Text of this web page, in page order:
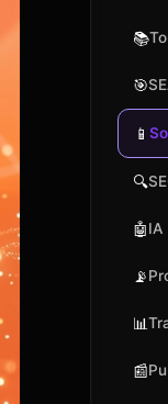
📚
🎯
📱
🔍
🤖IA
📡
📊
📰